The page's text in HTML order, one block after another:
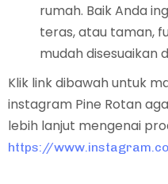
rumah. Baik Anda
teras, atau taman,
mudah disesuaikan
Klik link dibawah untuk
instagram Pine Rotan
lebih lanjut mengenai
https://